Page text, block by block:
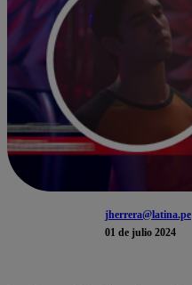
jherrera@latina.pe
01 de julio 2024